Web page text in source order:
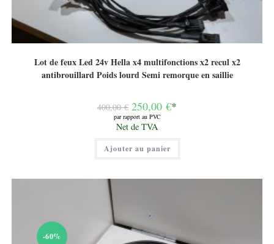
Lot de feux Led 24v Hella x4 multifonctions x2 recul x2
antibrouillard Poids lourd Semi remorque en saillie
400,00€ Le
prix
initial
était :
400,00 €.
250,00 €*
par rapport au PVC
Le
prix
actuel
est :
250,00 €.
Net de TVA
Ajouter au panier
-60%